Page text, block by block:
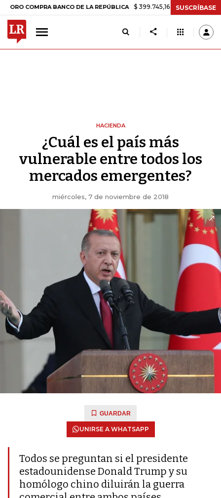
BANCO DE LA REPÚBLICA $ 399.745,16 +$ 2.295,71 +0,58%
SUSCRÍBASE
HACIENDA
¿Cuál es el país más
vulnerable entre todos los
mercados emergentes?
miércoles, 7 de noviembre de 2018
GUARDAR
UNIRSE A WHATSAPP
Todos se preguntan si el presidente
estadounidense Donald Trump y su
homólogo chino diluirán la guerra